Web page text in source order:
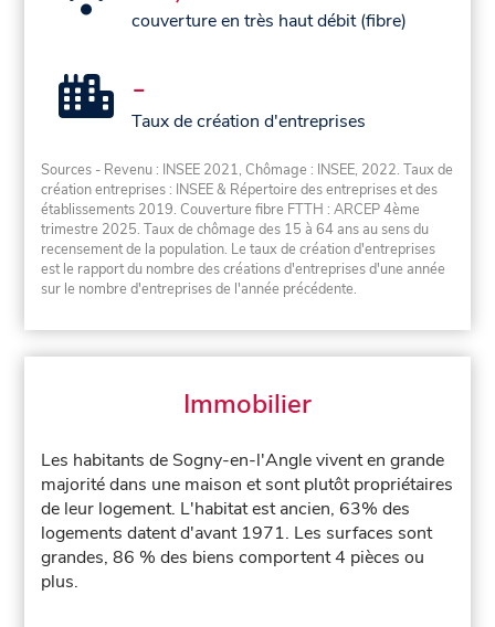
couverture en très haut débit (fibre)
-
Taux de création d'entreprises
Sources - Revenu : INSEE 2021, Chômage : INSEE, 2022. Taux de
création entreprises : INSEE & Répertoire des entreprises et des
établissements 2019. Couverture fibre FTTH : ARCEP 4ème
trimestre 2025. Taux de chômage des 15 à 64 ans au sens du
recensement de la population. Le taux de création d'entreprises
est le rapport du nombre des créations d'entreprises d'une année
sur le nombre d'entreprises de l'année précédente.
Immobilier
Les habitants de Sogny-en-l'Angle vivent en grande
majorité dans une maison et sont plutôt propriétaires
de leur logement. L'habitat est ancien, 63% des
logements datent d'avant 1971. Les surfaces sont
grandes, 86 % des biens comportent 4 pièces ou
plus.